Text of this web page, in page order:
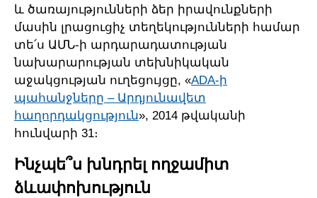
և ծառայությունների ձեր իրավունքների
մասին լրացուցիչ տեղեկությունների համար
տե՛ս ԱՄՆ-ի արդարադատության
նախարարության տեխնիկական
աջակցության ուղեցույցը, «ADA-ի
պահանջները – Արդյունավետ
հաղորդակցություն», 2014 թվականի
հունվարի 31։
Ինչպե՞ս խնդրել ողջամիտ
ձևափոխություն